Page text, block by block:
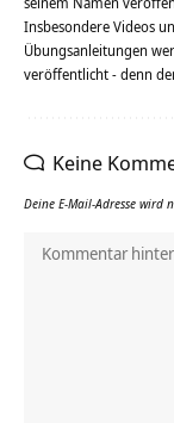
Insbesondere Videos
Übungsanleitungen
veröffentlicht - denn
Keine
Deine E-Mail-Adresse wird